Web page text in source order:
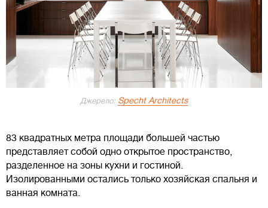
Джерело: Specht Architects
83 квадратных метра площади большей частью
представляет собой одно открытое пространство,
разделенное на зоны кухни и гостиной.
Изолированными остались только хозяйская спальня и
ванная комната.